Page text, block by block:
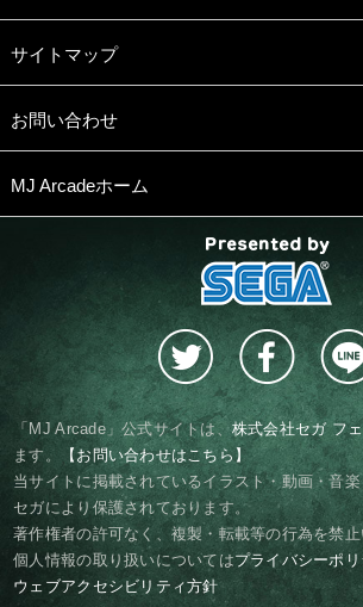
サイトマップ
お問い合わせ
MJ Arcadeホーム
「MJ Arcade」公式サイトは、株式会社セガ フ
ます。
【お問い合わせはこちら】
当サイトに掲載されているイラスト・動画・音
セガにより保護されております。
著作権者の許可なく、複製・転載等の行為を禁
個人情報の取り扱いについてはプライバシーポリ
ウェブアクセシビリティ方針